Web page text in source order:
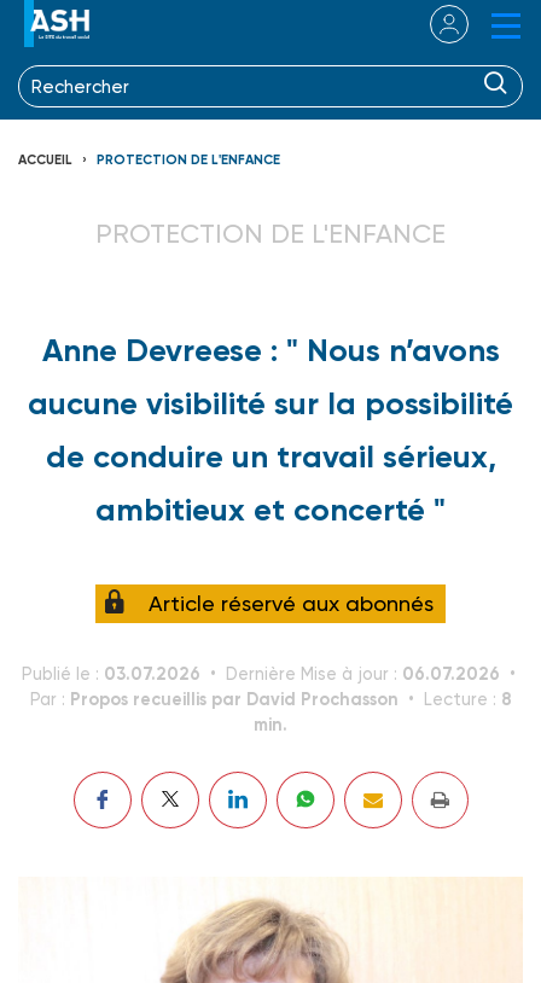
ACCUEIL PROTECTION DE L'ENFANCE
PROTECTION DE L'ENFANCE
Anne Devreese : " Nous n’avons
aucune visibilité sur la possibilité
de conduire un travail sérieux,
ambitieux et concerté "
Article réservé aux abonnés
Publié le : 03.07.2026 Dernière Mise à jour : 06.07.2026
Par : Propos recueillis par David Prochasson Lecture : 8
min.